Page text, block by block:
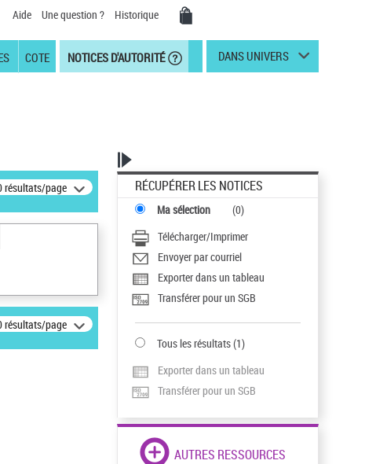
Aide Une question ? Historique
COTE NOTICES D'AUTORITÉ DANS UNIVERS
résultats/page
résultats/page
RÉCUPÉRER LES NOTICES
Ma sélection (0)
Télécharger/Imprimer
Envoyer par courriel
Exporter dans un tableau
Transférer pour un SGB
Tous les résultats(1)
Exporter dans un tableau
Transférer pour un SGB
AUTRES RESSOURCES